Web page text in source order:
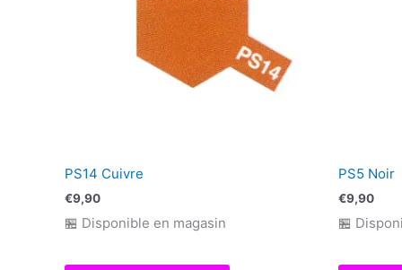
PS14 Cuivre
€9,90
🏪 Disponible en magasin
PS5 Noir
€9,90
🏪